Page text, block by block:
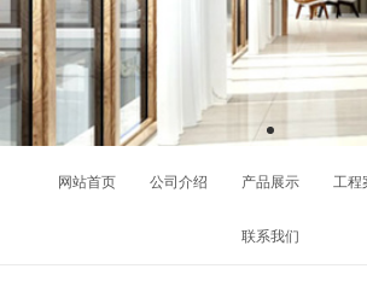
网站首页 公司介绍 产品展示 工程
联系我们